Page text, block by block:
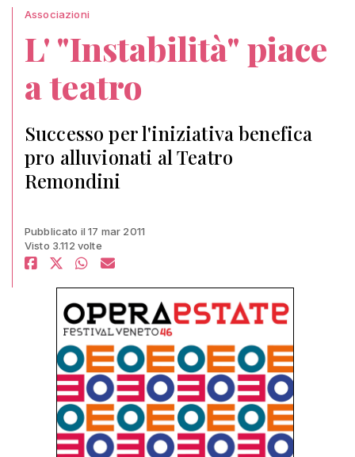
Associazioni
L' "Instabilità" piace
a teatro
Successo per l'iniziativa benefica
pro alluvionati al Teatro
Remondini
Pubblicato il 17 mar 2011
Visto 3.112 volte